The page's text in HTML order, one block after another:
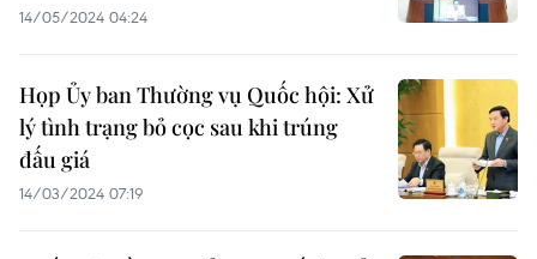
14/05/2024 04:24
Họp Ủy ban Thường vụ Quốc hội: Xử
lý tình trạng bỏ cọc sau khi trúng
đấu giá
14/03/2024 07:19